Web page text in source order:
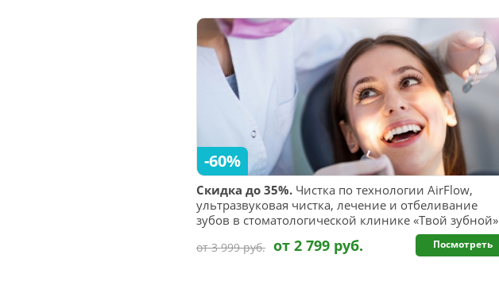
Скидка до 35%. Чистка по технологии AirFlow,
ультразвуковая чистка, лечение и отбеливание
зубов в стоматологической клинике «Твой зубной»
-60%
от 3 999 руб. от 2 799 руб. Посмотреть